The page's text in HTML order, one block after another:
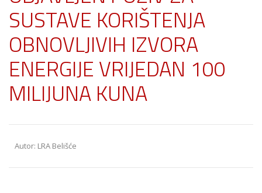
SUSTAVE KORIŠTENJA
OBNOVLJIVIH IZVORA
ENERGIJE VRIJEDAN 100
MILIJUNA KUNA
Autor: LRA Belišće